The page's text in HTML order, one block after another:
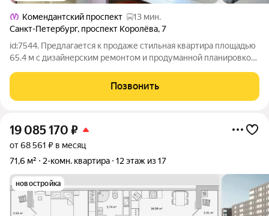
Комендантский проспект
13 мин.
Санкт-Петербург, проспект Королёва,7
id:7544. Предлагается к продаже стильная квартира площадью
65.4 м с дизайнерским ремонтом и продуманной планировкой.
отдельные комнаты, много света и ощущение уюта в каждой
зоне. Квартира идеально
Позвонить
19 085 170 ₽
от 68 561 ₽ в месяц
71,6 м²
2-комн. квартира 12 этаж из 17
новостройка